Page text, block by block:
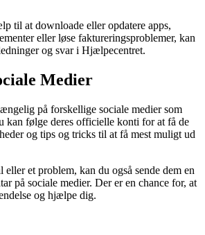
til at downloade eller opdatere apps,
eller løse faktureringsproblemer, kan
og svar i Hjælpecentret.
Medier
på forskellige sociale medier som
kan følge deres officielle konti for at få de
og tips og tricks til at få mest muligt ud
eller et problem, kan du også sende dem en
på sociale medier. Der er en chance for, at
og hjælpe dig.